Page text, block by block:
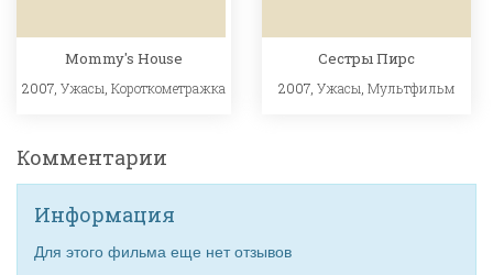
Mommy's House
2007, Ужасы Короткометражка
Сестры Пирс
2007, Ужасы Мультфильм
Комментарии
Информация
Для этого фильма еще нет отзывов